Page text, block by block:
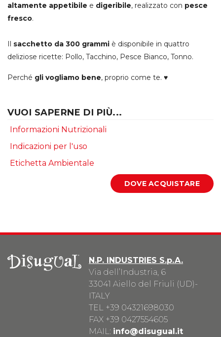
altamente appetibile e digeribile, realizzato con pesce
fresco.
Il sacchetto da 300 grammi è disponibile in quattro
deliziose ricette: Pollo, Tacchino, Pesce Bianco, Tonno.
Perché gli vogliamo bene, proprio come te. ♥
VUOI SAPERNE DI PIÙ...
Informazioni Nutrizionali
Indicazioni per l'uso
Etichetta Ambientale
N.P. INDUSTRIES S.p.A.
Via dell’Industria, 6
33041 Aiello del Friuli (UD)-
ITALY
TEL +39 04321698030
FAX +39 0427554605
MAIL: info@disugual.it